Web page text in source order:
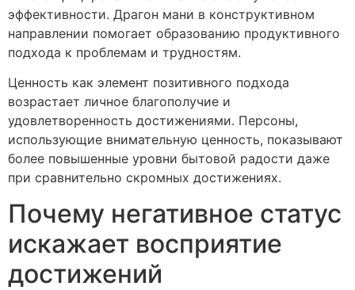
эффективности. Драгон мани в конструктивном
направлении помогает образованию продуктивного
подхода к проблемам и трудностям.
Ценность как элемент позитивного подхода
возрастает личное благополучие и
удовлетворенность достижениями. Персоны,
использующие внимательную ценность, показывают
более повышенные уровни бытовой радости даже
при сравнительно скромных достижениях.
Почему негативное статус
искажает восприятие
достижений